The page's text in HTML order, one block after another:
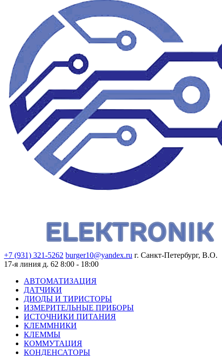
+7 (931) 321-5262 burger10@yandex.ru г. Санкт-Петербург, В.О.
17-я линия д. 62 8:00 - 18:00
АВТОМАТИЗАЦИЯ
ДАТЧИКИ
ДИОДЫ И ТИРИСТОРЫ
ИЗМЕРИТЕЛЬНЫЕ ПРИБОРЫ
ИСТОЧНИКИ ПИТАНИЯ
КЛЕММНИКИ
КЛЕММЫ
КОММУТАЦИЯ
КОНДЕНСАТОРЫ